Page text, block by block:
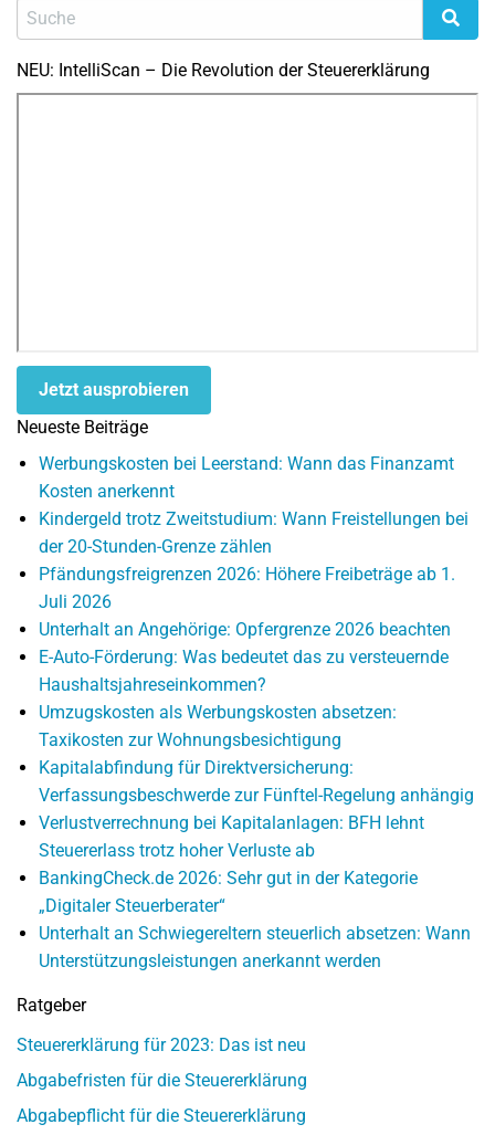
NEU: IntelliScan – Die Revolution der Steuererklärung
Jetzt ausprobieren
Neueste Beiträge
Werbungskosten bei Leerstand: Wann das Finanzamt
Kosten anerkennt
Kindergeld trotz Zweitstudium: Wann Freistellungen bei
der 20-Stunden-Grenze zählen
Pfändungsfreigrenzen 2026: Höhere Freibeträge ab 1.
Juli 2026
Unterhalt an Angehörige: Opfergrenze 2026 beachten
E-Auto-Förderung: Was bedeutet das zu versteuernde
Haushaltsjahreseinkommen?
Umzugskosten als Werbungskosten absetzen:
Taxikosten zur Wohnungsbesichtigung
Kapitalabfindung für Direktversicherung:
Verfassungsbeschwerde zur Fünftel-Regelung anhängig
Verlustverrechnung bei Kapitalanlagen: BFH lehnt
Steuererlass trotz hoher Verluste ab
BankingCheck.de 2026: Sehr gut in der Kategorie
„Digitaler Steuerberater“
Unterhalt an Schwiegereltern steuerlich absetzen: Wann
Unterstützungsleistungen anerkannt werden
Ratgeber
Steuererklärung für 2023: Das ist neu
Abgabefristen für die Steuererklärung
Abgabepflicht für die Steuererklärung